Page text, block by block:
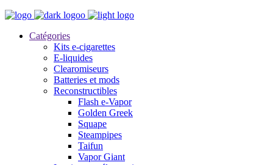
Catégories
Kits e-cigarettes
E-liquides
Clearomiseurs
Batteries et mods
Reconstructibles
Flash e-Vapor
Golden Greek
Squape
Steampipes
Taifun
Vapor Giant